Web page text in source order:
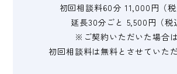
初回相談料60分 11,000円（
延長30分ごと 5,500円（税
※ご契約いただいた場合は
初回相談料は無料と させていた